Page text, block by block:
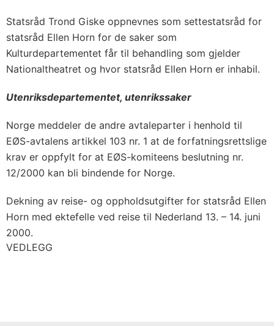
Statsråd Trond Giske oppnevnes som settestatsråd for
statsråd Ellen Horn for de saker som
Kulturdepartementet får til behandling som gjelder
Nationaltheatret og hvor statsråd Ellen Horn er inhabil.
Utenriksdepartementet, utenrikssaker
Norge meddeler de andre avtaleparter i henhold til
EØS-avtalens artikkel 103 nr. 1 at de forfatningsrettslige
krav er oppfylt for at EØS-komiteens beslutning nr.
12/2000 kan bli bindende for Norge.
Dekning av reise- og oppholdsutgifter for statsråd Ellen
Horn med ektefelle ved reise til Nederland 13. – 14. juni
2000.
VEDLEGG